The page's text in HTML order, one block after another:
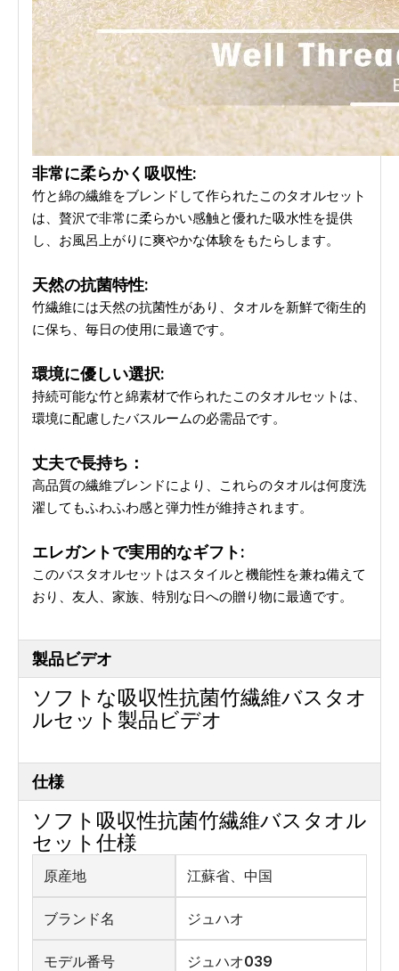
非常に柔らかく吸収性:
竹と綿の繊維をブレンドして作られたこのタオルセット
は、贅沢で非常に柔らかい感触と優れた吸水性を提供
し、お風呂上がりに爽やかな体験をもたらします。
天然の抗菌特性:
竹繊維には天然の抗菌性があり、タオルを新鮮で衛生的
に保ち、毎日の使用に最適です。
環境に優しい選択:
持続可能な竹と綿素材で作られたこのタオルセットは、
環境に配慮したバスルームの必需品です。
丈夫で長持ち：
高品質の繊維ブレンドにより、これらのタオルは何度洗
濯してもふわふわ感と弾力性が維持されます。
エレガントで実用的なギフト:
このバスタオルセットはスタイルと機能性を兼ね備えて
おり、友人、家族、特別な日への贈り物に最適です。
製品ビデオ
ソフトな吸収性抗菌竹繊維バスタオ
ルセット製品ビデオ
仕様
ソフト吸収性抗菌竹繊維バスタオル
セット仕様
原産地 江蘇省、中国
ブランド名 ジュハオ
モデル番号 ジュハオ039